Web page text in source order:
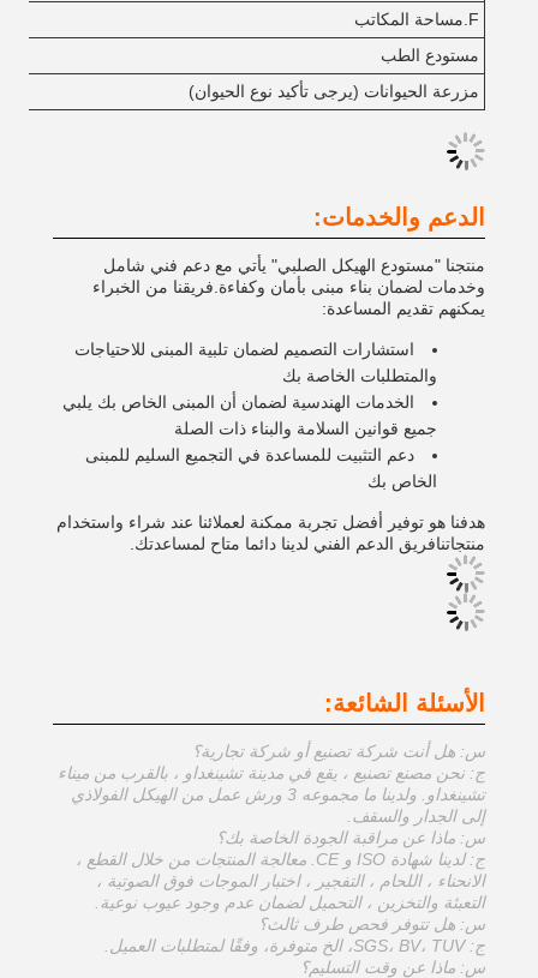
F.مساحة المكاتب
مستودع الطب
مزرعة الحيوانات (يرجى تأكيد نوع الحيوان)
الدعم والخدمات:
منتجنا "مستودع الهيكل الصلبي" يأتي مع دعم فني شامل
وخدمات لضمان بناء مبنى بأمان وكفاءة.فريقنا من الخبراء
يمكنهم تقديم المساعدة:
استشارات التصميم لضمان تلبية المبنى للاحتياجات
والمتطلبات الخاصة بك
الخدمات الهندسية لضمان أن المبنى الخاص بك يلبي
جميع قوانين السلامة والبناء ذات الصلة
دعم التثبيت للمساعدة في التجميع السليم للمبنى
الخاص بك
هدفنا هو توفير أفضل تجربة ممكنة لعملائنا عند شراء واستخدام
منتجاتنافريق الدعم الفني لدينا دائما متاح لمساعدتك.
الأسئلة الشائعة:
س: هل أنت شركة تصنيع أو شركة تجارية؟
ج: نحن مصنع تصنيع ، يقع في مدينة تشينغداو ، بالقرب من ميناء
تشينغداو. ولدينا ما مجموعه 3 ورش عمل من الهيكل الفولاذي
إلى الجدار والسقف.
س: ماذا عن مراقبة الجودة الخاصة بك؟
ج: لدينا شهادة ISO و CE. معالجة المنتجات من خلال القطع ،
الانحناء ، اللحام ، التفجير ، اختبار الموجات فوق الصوتية ،
التعبئة والتخزين ، التحميل لضمان عدم وجود عيوب نوعية.
س: هل تتوفر فحص طرف ثالث؟
ج: SGS، BV، TUV، الخ متوفرة، وفقًا لمتطلبات العميل.
س: ماذا عن وقت التسليم؟